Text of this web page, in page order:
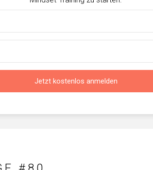
Jetzt kostenlos anmelden